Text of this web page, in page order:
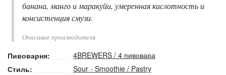
банана, манго и маракуйи, умеренная кислотность и
консистенция смузи.
Описание производителя
Пивоварня:
4BREWERS / 4 пивовара
Стиль:
Sour - Smoothie / Pastry